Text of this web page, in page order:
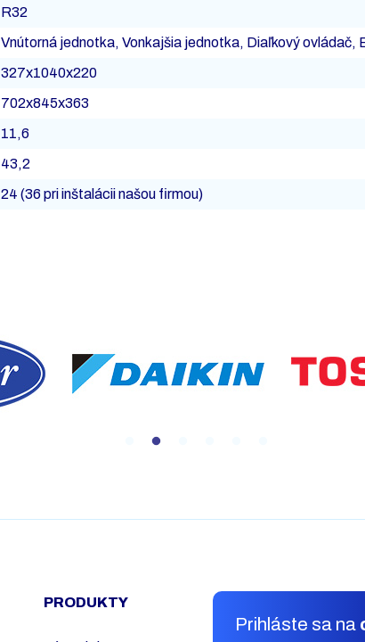
R32
Vnútorná jednotka, Vonkajšia jednotka, Diaľkový ovládač,
327x1040x220
702x845x363
11,6
43,2
24 (36 pri inštalácii našou firmou)
PRODUKTY
Prihláste sa na